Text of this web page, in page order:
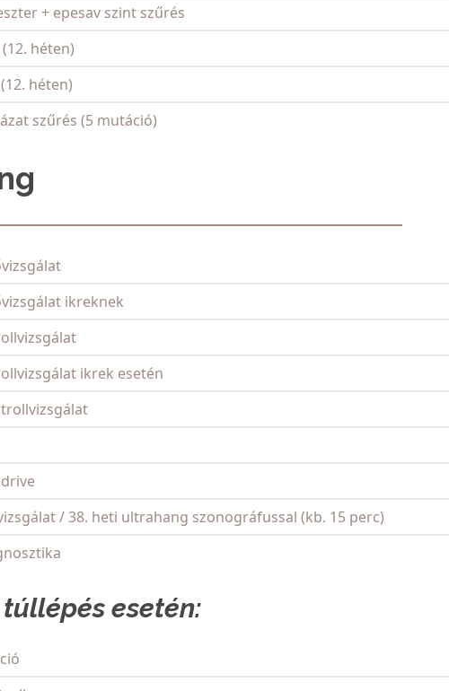
+ epesav szint szűrés
héten)
héten)
szűrés (5 mutáció)
ikreknek
ikrek esetén
/ 38. heti ultrahang szonográfussal (kb. 15 perc)
esetén: